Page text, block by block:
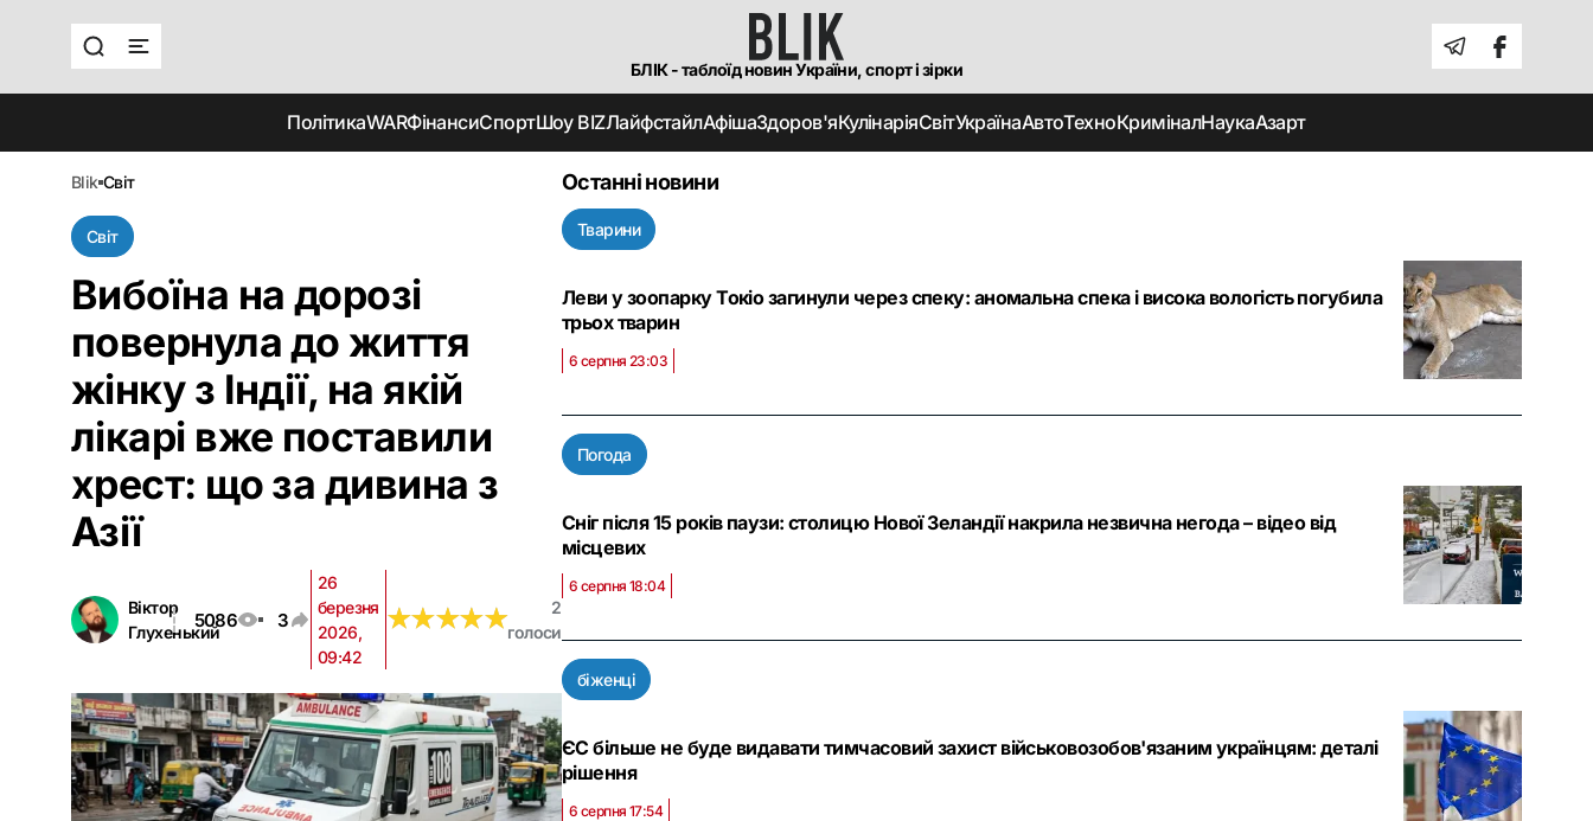
БЛІК - таблоїд новин України, спорт і зірки
ПолітикаWARФінансиСпортШоу BIZЛайфстайлАфішаЗдоров'яКулінаріяСвітУкраїнаАвтоТехноКриміналНаукаАзарт
blik світ
Світ
Вибоїна на дорозі
повернула до життя
жінку з Індії, на якій
лікарі вже поставили
хрест: що за дивина з
Азії
Віктор
Глухенький
5086 3
26
березня
2026,
09:42
★★★★★
★★★★★
2
голоси
Останні новини
Тварини
Леви у зоопарку Токіо загинули через спеку: аномальна спека і висока вологість погубила
трьох тварин
6 серпня 23:03
Погода
Сніг після 15 років паузи: столицю Нової Зеландії накрила незвична негода – відео від
місцевих
6 серпня 18:04
біженці
ЄС більше не буде видавати тимчасовий захист військовозобов'язаним українцям: деталі
рішення
6 серпня 17:54